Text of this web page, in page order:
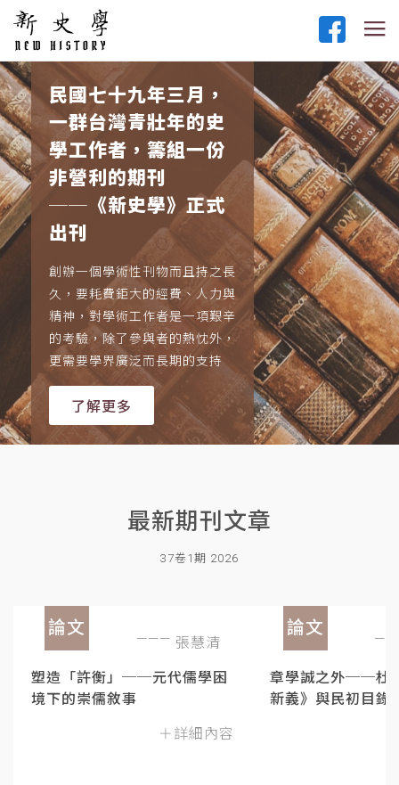
民國七十九年三月，
一群台灣青壯年的史
學工作者，籌組一份
非營利的期刊
──《新史學》正式
出刊
創辦一個學術性刊物而且持之長
久，要耗費鉅大的經費、人力與
精神，對學術工作者是一項艱辛
的考驗，除了參與者的熱忱外，
更需要學界廣泛而長期的支持
了解更多
最新期刊文章
37卷1期 2026
論文
張慧清
塑造「許衡」──元代儒學困
境下的崇儒敘事
＋詳細內容
論文
章學誠之外──杜
新義》與民初目錄